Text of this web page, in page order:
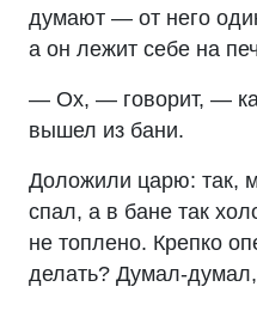
думают — от него
а он лежит себе на
— Ох, — говорит, —
вышел из бани.
Доложили царю: так,
спал, а в бане так
не топлено. Крепко
делать? Думал-